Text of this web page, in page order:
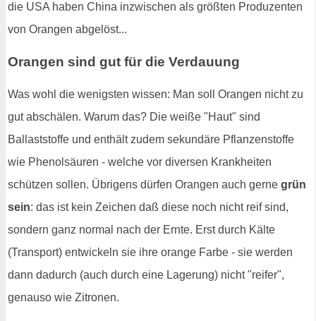
die USA haben China inzwischen als größten Produzenten
von Orangen abgelöst...
Orangen sind gut für die Verdauung
Was wohl die wenigsten wissen: Man soll Orangen nicht zu
gut abschälen. Warum das? Die weiße "Haut" sind
Ballaststoffe und enthält zudem sekundäre Pflanzenstoffe
wie Phenolsäuren - welche vor diversen Krankheiten
schützen sollen. Übrigens dürfen Orangen auch gerne grün
sein: das ist kein Zeichen daß diese noch nicht reif sind,
sondern ganz normal nach der Ernte. Erst durch Kälte
(Transport) entwickeln sie ihre orange Farbe - sie werden
dann dadurch (auch durch eine Lagerung) nicht "reifer",
genauso wie Zitronen.